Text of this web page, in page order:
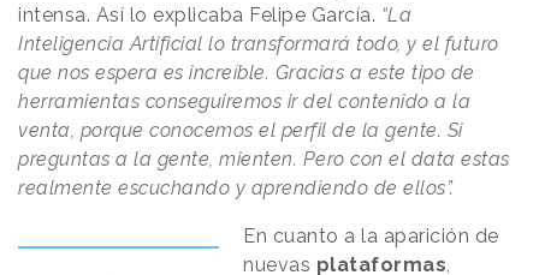
intensa. Así lo explicaba Felipe García. “La
Inteligencia Artificial lo transformará todo, y el futuro
que nos espera es increíble. Gracias a este tipo de
herramientas conseguiremos ir del contenido a la
venta, porque conocemos el perfil de la gente. Si
preguntas a la gente, mienten. Pero con el data estas
realmente escuchando y aprendiendo de ellos”.
En cuanto a la aparición de
nuevas plataformas,